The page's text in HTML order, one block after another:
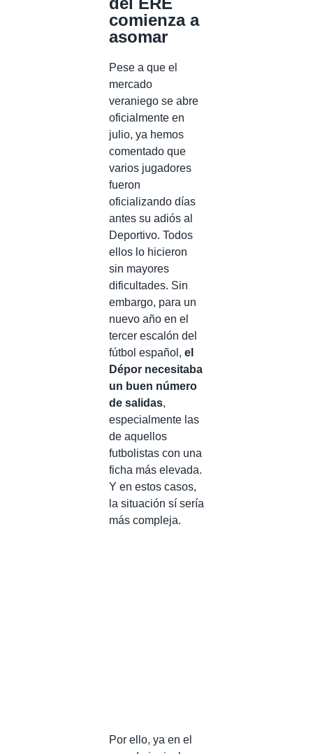
comienza a
asomar
Pese a que el
mercado
veraniego se abre
oficialmente en
julio, ya hemos
comentado que
varios jugadores
fueron
oficializando días
antes su adiós al
Deportivo. Todos
ellos lo hicieron
sin mayores
dificultades. Sin
embargo, para un
nuevo año en el
tercer escalón del
fútbol español, el
Dépor necesitaba
un buen número
de salidas,
especialmente las
de aquellos
futbolistas con una
ficha más elevada.
Y en estos casos,
la situación sí sería
más compleja.
Por ello, ya en el